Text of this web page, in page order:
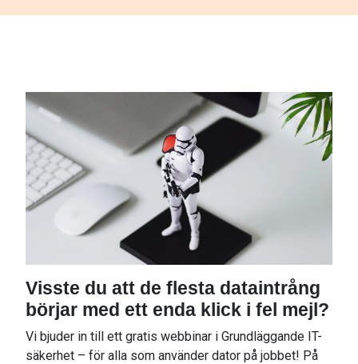
Visste du att de flesta dataintrång
börjar med ett enda klick i fel mejl?
Vi bjuder in till ett gratis webbinar i Grundläggande IT-
säkerhet – för alla som använder dator på jobbet! På